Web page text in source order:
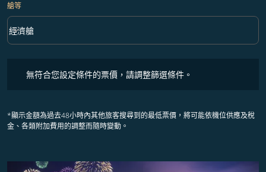
艙等
艙等 option 經濟艙 Selected
經濟艙
keyboard_arrow_down
無符合您設定條件的票價，請調整篩選條件。
*顯示金額為過去48小時內其他旅客搜尋到的最低票價，將可能依機位供應及稅
金、各類附加費用的調整而隨時變動。